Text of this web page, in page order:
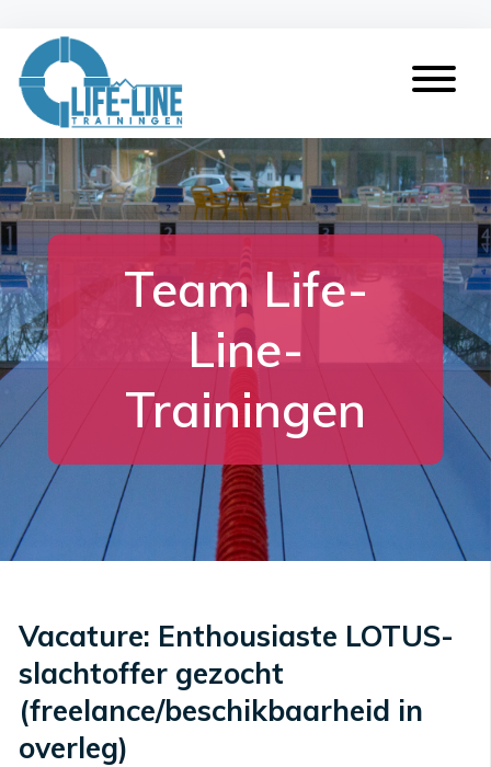
Team Life-
Line-
Trainingen
Vacature: Enthousiaste LOTUS-
slachtoffer gezocht
(freelance/beschikbaarheid in
overleg)